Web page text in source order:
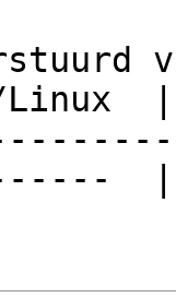
Linux  |
|